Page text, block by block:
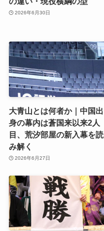
2026年6月30日
大青山とは何者か｜中国出
身の幕内は蒼国来以来2人
目、荒汐部屋の新入幕を読
み解く
2026年6月27日